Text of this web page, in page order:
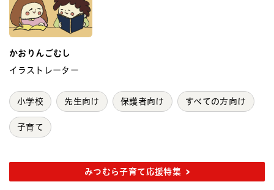
かおりんごむし
イラストレーター
小学校 先生向け 保護者向け すべての方向け
子育て
みつむら子育て応援特集